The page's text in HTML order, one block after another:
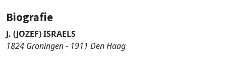
Biografie
J. (JOZEF) ISRAELS
1824 Groningen - 1911 Den Haag